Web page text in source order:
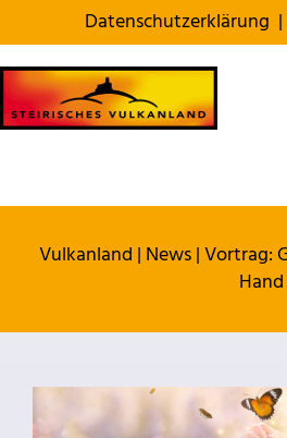
Datenschutzerklärung |
Vulkanland | News|Vortrag: